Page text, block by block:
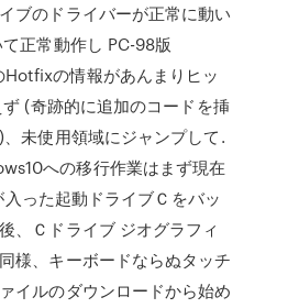
ブのドライバーが正常に動い
正常動作し PC-98版
の情報があんまりヒッ
(奇跡的に追加のコードを挿
未使用領域にジャンプして.
への移行作業はまず現在
った起動ドライブＣをバッ
、Ｃドライブ ジオグラフィ
様、キーボードならぬタッチ
イルのダウンロードから始め